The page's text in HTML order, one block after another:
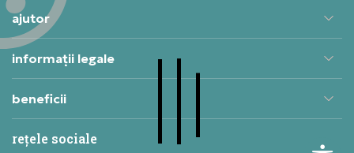
ajutor
informații legale
beneficii
rețele sociale